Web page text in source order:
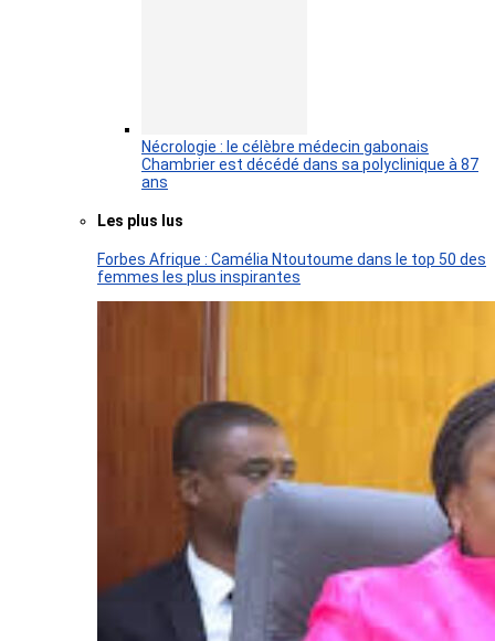
Nécrologie : le célèbre médecin gabonais
Chambrier est décédé dans sa polyclinique à 87
ans
Les plus lus
Forbes Afrique : Camélia Ntoutoume dans le top 50 des
femmes les plus inspirantes